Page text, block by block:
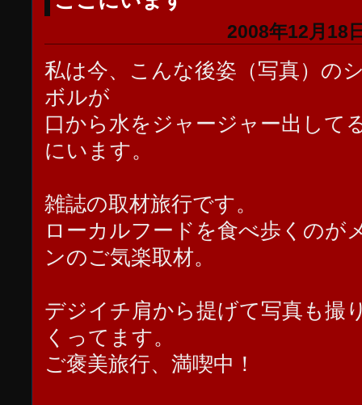
2008年12月18
私は今、こんな後姿（写真）の
ボルが
口から水をジャージャー出して
にいます。
雑誌の取材旅行です。
ローカルフードを食べ歩くのが
ンのご気楽取材。
デジイチ肩から提げて写真も撮
くってます。
ご褒美旅行、満喫中！